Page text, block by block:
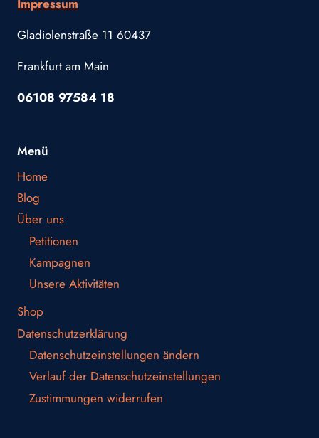
Impressum
Gladiolenstraße 11 60437
Frankfurt am Main
06108 97584 18
Menü
Home
Blog
Über uns
Petitionen
Kampagnen
Unsere Aktivitäten
Shop
Datenschutzerklärung
Datenschutzeinstellungen ändern
Verlauf der Datenschutzeinstellungen
Zustimmungen widerrufen